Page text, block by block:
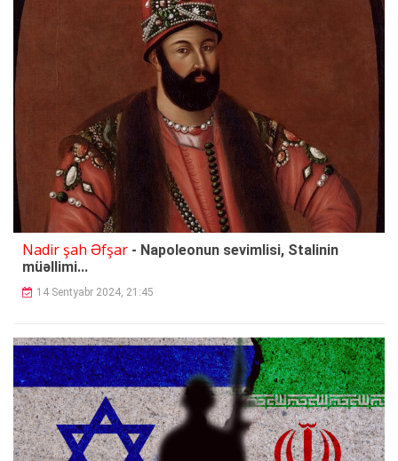
Nadir şah Əfşar - Napoleonun sevimlisi, Stalinin
müəllimi...
14 Sentyabr 2024, 21:45